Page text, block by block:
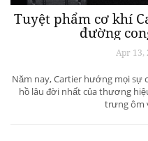
Tuyệt phẩm cơ khí
đường
Apr 13,
Năm nay, Cartier hướng mọi sự
hồ lâu đời nhất của thương
trưng ôm